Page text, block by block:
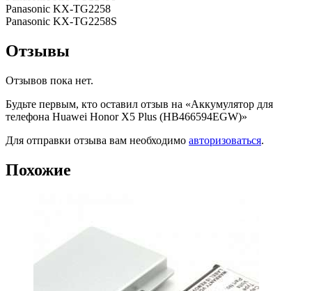
Panasonic KX-TG2258
Panasonic KX-TG2258S
Отзывы
Отзывов пока нет.
Будьте первым, кто оставил отзыв на «Аккумулятор для
телефона Huawei Honor X5 Plus (HB466594EGW)»
Для отправки отзыва вам необходимо авторизоваться.
Похожие